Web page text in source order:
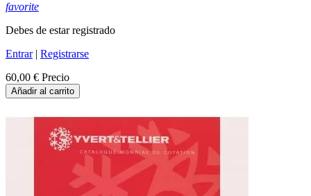
favorite
Debes de estar registrado
Entrar| Registrarse
60,00 € Precio
Añadir al carrito